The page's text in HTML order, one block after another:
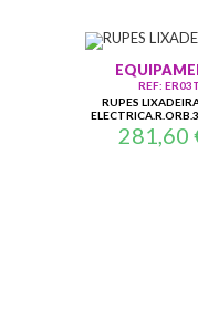
REF:
RUPES
281,60